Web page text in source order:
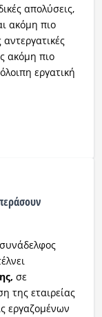
απολύσεις,
ακόμη πιο
ακόμη πιο
εργατική
σε
της εταιρείας
εργαζομένων